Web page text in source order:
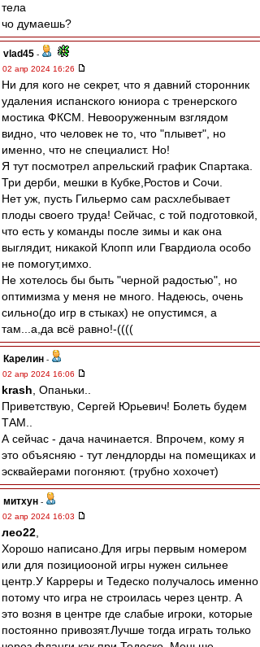
тела
чо думаешь?
vlad45 -
02 апр 2024 16:26
Ни для кого не секрет, что я давний сторонник
удаления испанского юниора с тренерского
мостика ФКСМ. Невооруженным взглядом
видно, что человек не то, что "плывет", но
именно, что не специалист. Но!
Я тут посмотрел апрельский график Спартака.
Три дерби, мешки в Кубке,Ростов и Сочи.
Нет уж, пусть Гильермо сам расхлебывает
плоды своего труда! Сейчас, с той подготовкой,
что есть у команды после зимы и как она
выглядит, никакой Клопп или Гвардиола особо
не помогут,имхо.
Не хотелось бы быть "черной радостью", но
оптимизма у меня не много. Надеюсь, очень
сильно(до игр в стыках) не опустимся, а
там...а,да всё равно!-((((
Карелин -
02 апр 2024 16:06
krash , Опаньки..
Приветствую, Сергей Юрьевич! Болеть будем
ТАМ..
А сейчас - дача начинается. Впрочем, кому я
это объясняю - тут лендлорды на помещиках и
эсквайерами погоняют. (трубно хохочет)
митхун -
02 апр 2024 16:03
лео22
Хорошо написано.Для игры первым номером
или для позициооной игры нужен сильнее
центр.У Карреры и Тедеско получалось именно
потому что игра не строилась через центр. А
это возня в центре где слабые игроки, которые
постоянно привозят.Лучше тогда играть только